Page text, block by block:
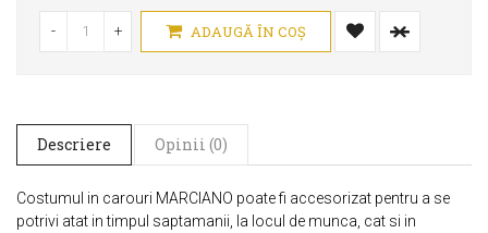
- + ADAUGĂ ÎN COŞ
Descriere Opinii (0)
Costumul in carouri MARCIANO poate fi accesorizat pentru a se
potrivi atat in timpul saptamanii, la locul de munca, cat si in